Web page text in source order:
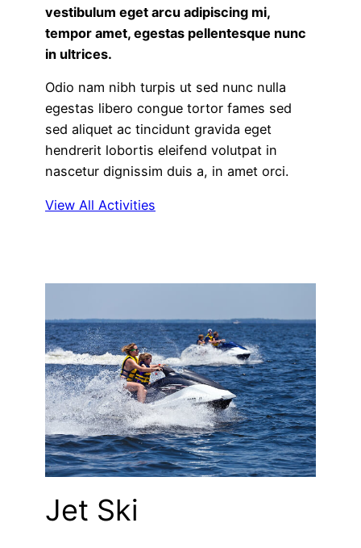
vestibulum eget arcu adipiscing mi,
tempor amet, egestas pellentesque nunc
in ultrices.
Odio nam nibh turpis ut sed nunc nulla
egestas libero congue tortor fames sed
sed aliquet ac tincidunt gravida eget
hendrerit lobortis eleifend volutpat in
nascetur dignissim duis a, in amet orci.
View All Activities
Jet Ski